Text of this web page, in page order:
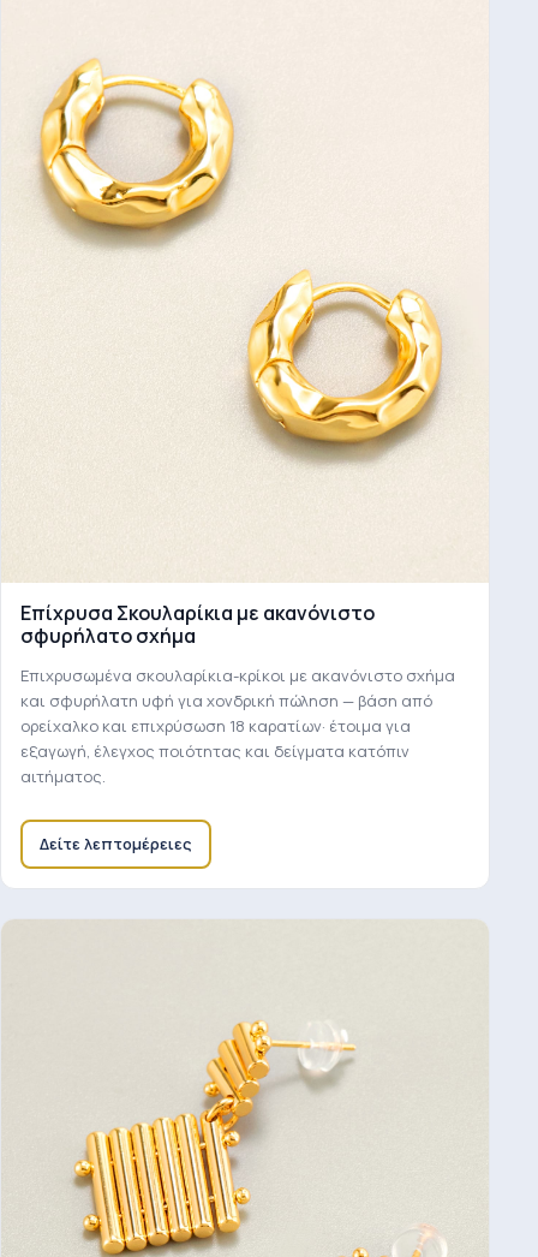
Επίχρυσα Σκουλαρίκια με ακανόνιστο
σφυρήλατο σχήμα
Επιχρυσωμένα σκουλαρίκια-κρίκοι με ακανόνιστο σχήμα
και σφυρήλατη υφή για χονδρική πώληση — βάση από
ορείχαλκο και επιχρύσωση 18 καρατίων· έτοιμα για
εξαγωγή, έλεγχος ποιότητας και δείγματα κατόπιν
αιτήματος.
Δείτε λεπτομέρειες